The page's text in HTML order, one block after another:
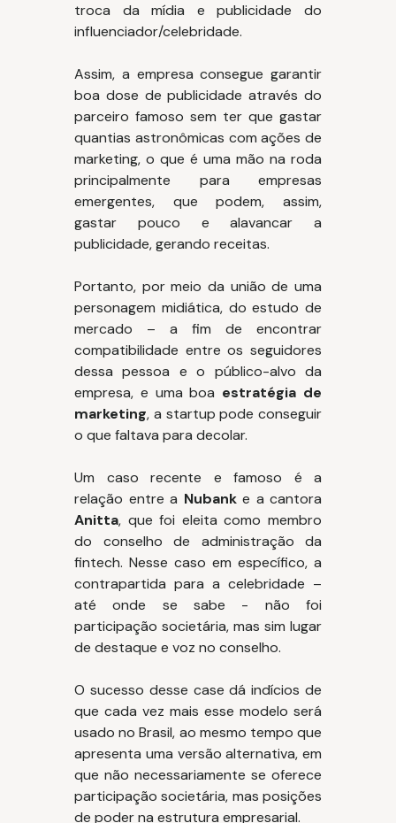
troca da mídia e publicidade do
influenciador/celebridade.
Assim, a empresa consegue garantir
boa dose de publicidade através do
parceiro famoso sem ter que gastar
quantias astronômicas com ações de
marketing, o que é uma mão na roda
principalmente para empresas
emergentes, que podem, assim,
gastar pouco e alavancar a
publicidade, gerando receitas.
Portanto, por meio da união de uma
personagem midiática, do estudo de
mercado – a fim de encontrar
compatibilidade entre os seguidores
dessa pessoa e o público-alvo da
empresa, e uma boa estratégia de
marketing, a startup pode conseguir
o que faltava para decolar.
Um caso recente e famoso é a
relação entre a Nubank e a cantora
Anitta, que foi eleita como membro
do conselho de administração da
fintech. Nesse caso em específico, a
contrapartida para a celebridade –
até onde se sabe - não foi
participação societária, mas sim lugar
de destaque e voz no conselho.
O sucesso desse case dá indícios de
que cada vez mais esse modelo será
usado no Brasil, ao mesmo tempo que
apresenta uma versão alternativa, em
que não necessariamente se oferece
participação societária, mas posições
de poder na estrutura empresarial.